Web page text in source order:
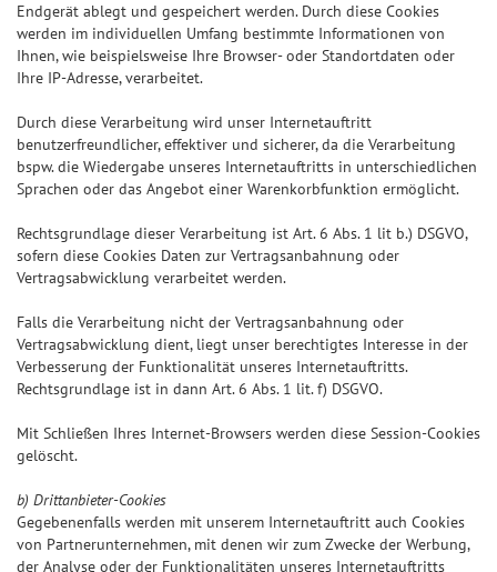
Endgerät ablegt und gespeichert werden. Durch diese Cookies
werden im individuellen Umfang bestimmte Informationen von
Ihnen, wie beispielsweise Ihre Browser- oder Standortdaten oder
Ihre IP-Adresse, verarbeitet.
Durch diese Verarbeitung wird unser Internetauftritt
benutzerfreundlicher, effektiver und sicherer, da die Verarbeitung
bspw. die Wiedergabe unseres Internetauftritts in unterschiedlichen
Sprachen oder das Angebot einer Warenkorbfunktion ermöglicht.
Rechtsgrundlage dieser Verarbeitung ist Art. 6 Abs. 1 lit b.) DSGVO,
sofern diese Cookies Daten zur Vertragsanbahnung oder
Vertragsabwicklung verarbeitet werden.
Falls die Verarbeitung nicht der Vertragsanbahnung oder
Vertragsabwicklung dient, liegt unser berechtigtes Interesse in der
Verbesserung der Funktionalität unseres Internetauftritts.
Rechtsgrundlage ist in dann Art. 6 Abs. 1 lit. f) DSGVO.
Mit Schließen Ihres Internet-Browsers werden diese Session-Cookies
gelöscht.
b) Drittanbieter-Cookies
Gegebenenfalls werden mit unserem Internetauftritt auch Cookies
von Partnerunternehmen, mit denen wir zum Zwecke der Werbung,
der Analyse oder der Funktionalitäten unseres Internetauftritts